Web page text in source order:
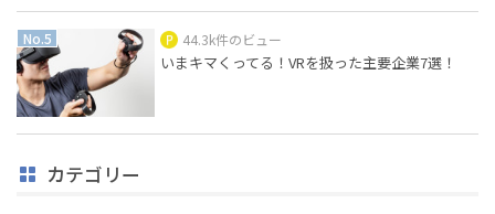
44.3k件のビュー
いまキマくってる！VRを扱った主要企業7選！
カテゴリー